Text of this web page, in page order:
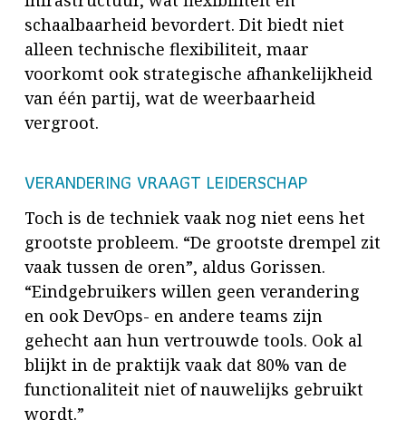
schaalbaarheid bevordert. Dit biedt niet
alleen technische flexibiliteit, maar
voorkomt ook strategische afhankelijkheid
van één partij, wat de weerbaarheid
vergroot.
VERANDERING VRAAGT LEIDERSCHAP
Toch is de techniek vaak nog niet eens het
grootste probleem. “De grootste drempel zit
vaak tussen de oren”, aldus Gorissen.
“Eindgebruikers willen geen verandering
en ook DevOps- en andere teams zijn
gehecht aan hun vertrouwde tools. Ook al
blijkt in de praktijk vaak dat 80% van de
functionaliteit niet of nauwelijks gebruikt
wordt.”